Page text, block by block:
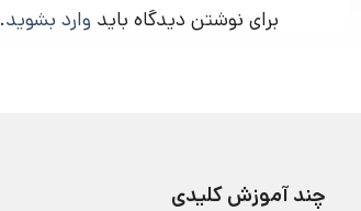
برای نوشتن دیدگاه باید وارد بشوید.
چند آموزش کلیدی